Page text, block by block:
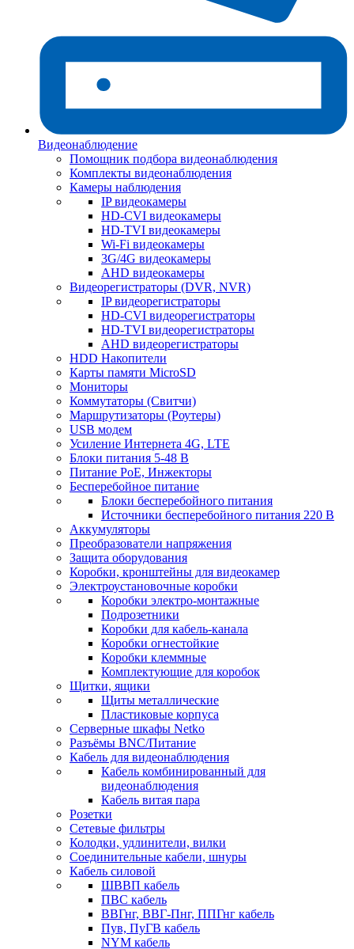
Видеонаблюдение
Помощник подбора видеонаблюдения
Комплекты видеонаблюдения
Камеры наблюдения
IP видеокамеры
HD-CVI видеокамеры
HD-TVI видеокамеры
Wi-Fi видеокамеры
3G/4G видеокамеры
AHD видеокамеры
Видеорегистраторы (DVR, NVR)
IP видеорегистраторы
HD-CVI видеорегистраторы
HD-TVI видеорегистраторы
AHD видеорегистраторы
HDD Накопители
Карты памяти MicroSD
Мониторы
Коммутаторы (Свитчи)
Маршрутизаторы (Роутеры)
USB модем
Усиление Интернета 4G, LTE
Блоки питания 5-48 В
Питание PoE, Инжекторы
Бесперебойное питание
Блоки бесперебойного питания
Источники бесперебойного питания 220 В
Аккумуляторы
Преобразователи напряжения
Защита оборудования
Коробки, кронштейны для видеокамер
Электроустановочные коробки
Коробки электро-монтажные
Подрозетники
Коробки для кабель-канала
Коробки огнестойкие
Коробки клеммные
Комплектующие для коробок
Щитки, ящики
Щиты металлические
Пластиковые корпуса
Серверные шкафы Netko
Разъёмы BNC/Питание
Кабель для видеонаблюдения
Кабель комбинированный для
видеонаблюдения
Кабель витая пара
Розетки
Сетевые фильтры
Колодки, удлинители, вилки
Соединительные кабели, шнуры
Кабель силовой
ШВВП кабель
ПВС кабель
ВВГнг, ВВГ-Пнг, ППГнг кабель
Пув, ПуГВ кабель
NYM кабель